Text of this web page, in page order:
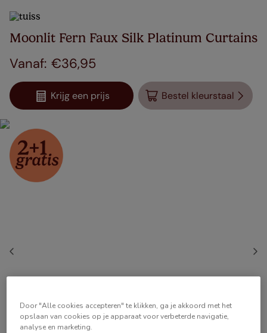
Moonlit Fern Faux Silk Platinum Curtains
€36,95
Krijg een prijs Bestel kleurstaal
Door "Alle cookies accepteren" te klikken, ga je akkoord met het
opslaan van cookies op je apparaat voor verbeterde navigatie,
analyse en marketing.